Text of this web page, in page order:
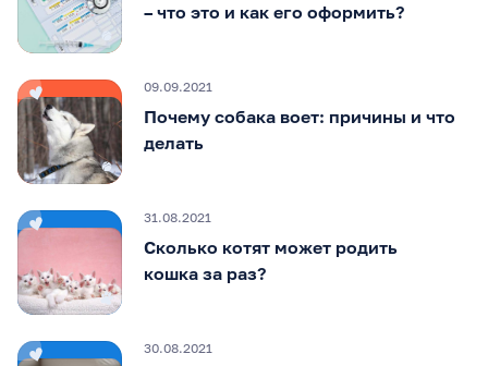
– что это и как его оформить?
09.09.2021
Почему собака воет: причины и что
делать
31.08.2021
Сколько котят может родить
кошка за раз?
30.08.2021